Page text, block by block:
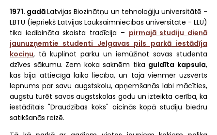
1971. gadāLatvijas Biozinātņu un tehnoloģiju universitātē -
LBTU (iepriekš Latvijas Lauksaimniecības universitāte - LLU)
tika iedibināta skaista tradīcija – pirmajā studiju dienā
jaunuzņemtie studenti Jelgavas pils parkā iestādīja
kociņu, tā kuplinot parku un iemūžinot savas studenta
dzīves sākumu. Zem koka saknēm tika guldīta kapsula,
kas bija attiecīgā laika liecība, un tajā vienmēr uzsvērts
lepnums par savu augstskolu, apņemšanās labi mācīties,
augstu turēt savas augstskolas godu un izteikta cerība, ka
iestādītais "Draudzības koks" aicinās kopā studiju biedru
satikšanās reizē.